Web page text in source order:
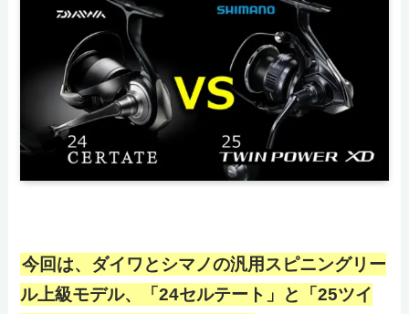
今回は、ダイワとシマノの汎用スピニングリー
ル上級モデル、「24セルテート」と「25ツイ